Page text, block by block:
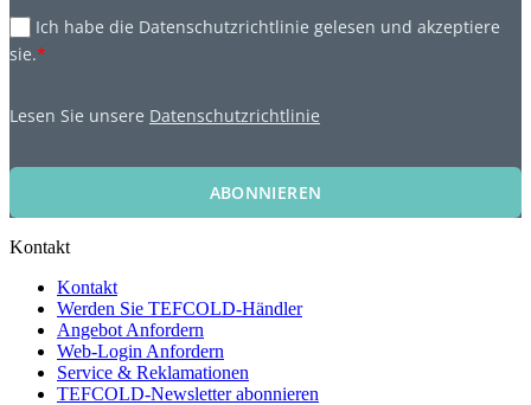
Ich habe die Datenschutzrichtlinie gelesen und akzeptiere
sie.*
Lesen Sie unsere Datenschutzrichtlinie
ABONNIEREN
Kontakt
Kontakt
Werden Sie TEFCOLD-Händler
Angebot Anfordern
Web-Login Anfordern
Service & Reklamationen
TEFCOLD-Newsletter abonnieren